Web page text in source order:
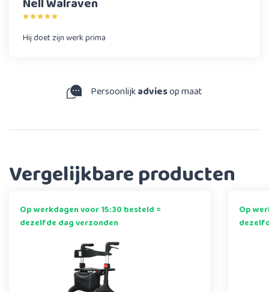
Hij doet zijn werk prima
Persoonlijkadviesop maat
Vergelijkbare producten
Op werkdagen voor 15:30 besteld =
dezelfde dag verzonden
Op